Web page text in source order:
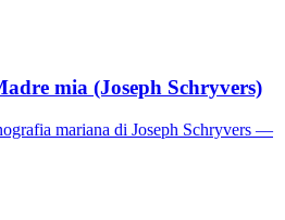
mia (Joseph Schryvers)
mariana di Joseph Schryvers —